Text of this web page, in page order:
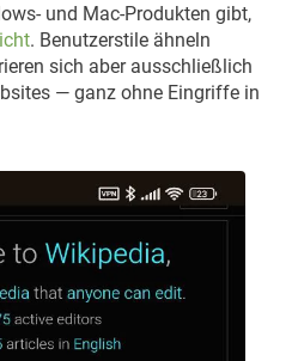
und Mac-Produkten gibt,
. Benutzerstile ähneln
sich aber ausschließlich
— ganz ohne Eingriffe in